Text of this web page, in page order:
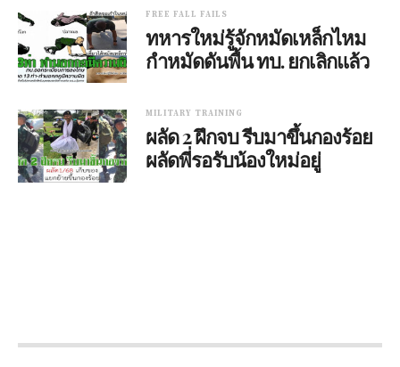
FREE FALL FAILS
ทหารใหม่รู้จักหมัดเหล็กไหม
กำหมัดดันพื้น ทบ. ยกเลิกแล้ว
MILITARY TRAINING
ผลัด 2 ฝึกจบ รีบมาขึ้นกองร้อย
ผลัดพี่รอรับน้องใหม่อยู่